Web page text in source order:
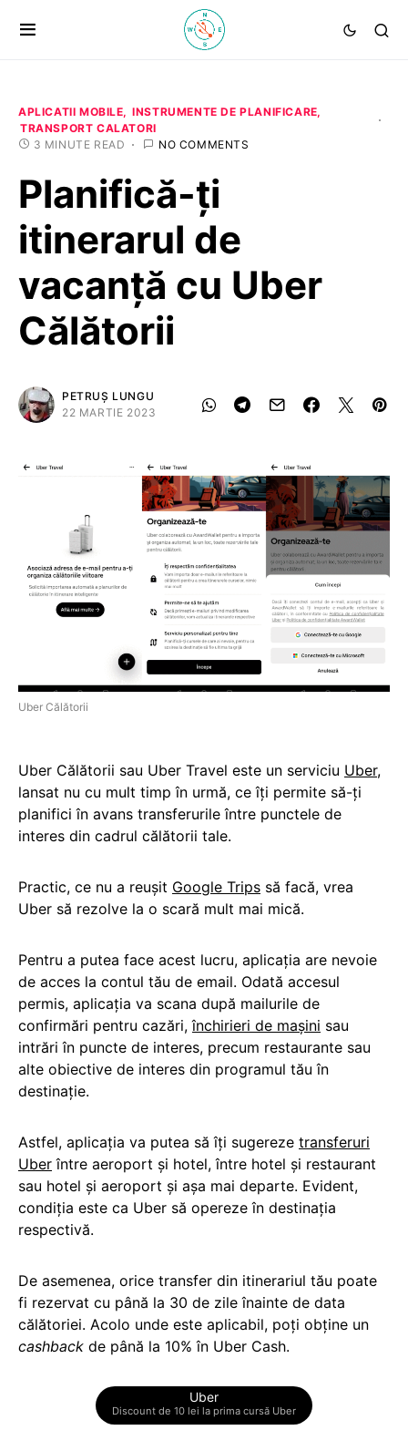
APLICATII MOBILE
INSTRUMENTE DE PLANIFICARE
TRANSPORT CALATORI
3 MINUTE READ
NO COMMENTS
Planifică-ți
itinerarul de
vacanță cu Uber
Călătorii
PETRUȘ LUNGU
22 MARTIE 2023
Uber Călătorii
Uber Călătorii sau Uber Travel este un serviciu Uber,
lansat nu cu mult timp în urmă, ce îți permite să-ți
planifici în avans transferurile între punctele de
interes din cadrul călătorii tale.
Practic, ce nu a reușit Google Trips să facă, vrea
Uber să rezolve la o scară mult mai mică.
Pentru a putea face acest lucru, aplicația are nevoie
de acces la contul tău de email. Odată accesul
permis, aplicația va scana după mailurile de
confirmări pentru cazări,închirieri de mașini sau
intrări în puncte de interes, precum restaurante sau
alte obiective de interes din programul tău în
destinație.
Astfel, aplicația va putea să îți sugereze transferuri
Uber între aeroport și hotel, între hotel și restaurant
sau hotel și aeroport și așa mai departe. Evident,
condiția este ca Uber să opereze în destinația
respectivă.
De asemenea, orice transfer din itinerariul tău poate
fi rezervat cu până la 30 de zile înainte de data
călătoriei. Acolo unde este aplicabil, poți obține un
cashback de până la 10% în Uber Cash.
Uber
Discount de 10 lei la prima cursă Uber